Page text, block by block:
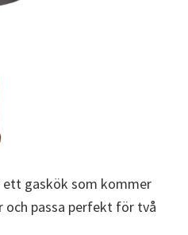
ett gaskök som kommer
och passa perfekt för två